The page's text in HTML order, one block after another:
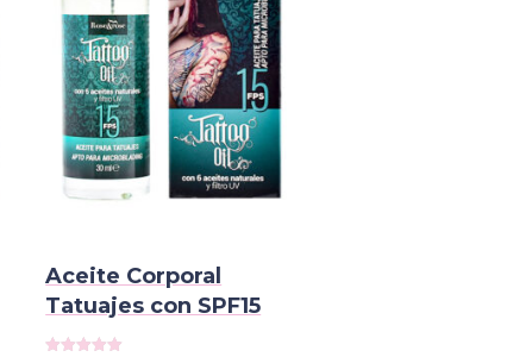
Aceite Corporal
Tatuajes con SPF15